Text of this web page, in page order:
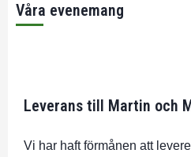
Våra evenemang
Leverans till Martin och
Vi har haft förmånen att